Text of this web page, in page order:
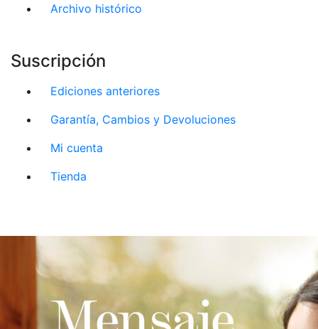
Archivo histórico
Suscripción
Ediciones anteriores
Garantía, Cambios y Devoluciones
Mi cuenta
Tienda